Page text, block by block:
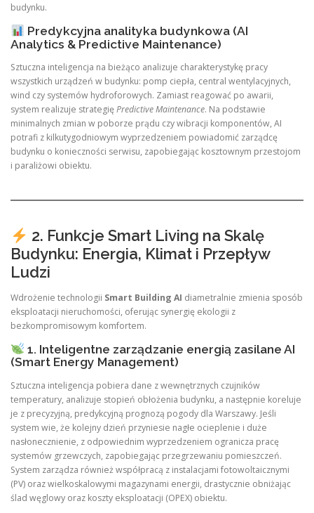
budynku.
Predykcyjna analityka budynkowa (AI
Analytics & Predictive Maintenance)
Sztuczna inteligencja na bieżąco analizuje charakterystykę pracy
wszystkich urządzeń w budynku: pomp ciepła, central wentylacyjnych,
wind czy systemów hydroforowych. Zamiast reagować po awarii,
system realizuje strategięPredictive Maintenance. Na podstawie
minimalnych zmian w poborze prądu czy wibracji komponentów, AI
potrafi z kilkutygodniowym wyprzedzeniem powiadomić zarządcę
budynku o konieczności serwisu, zapobiegając kosztownym przestojom
i paraliżowi obiektu.
2. Funkcje Smart Living na Skalę
Budynku: Energia, Klimat i Przepływ
Ludzi
Wdrożenie technologii Smart Building AI diametralnie zmienia sposób
eksploatacji nieruchomości, oferując synergię ekologii z
bezkompromisowym komfortem.
1. Inteligentne zarządzanie energią zasilane AI
(Smart Energy Management)
Sztuczna inteligencja pobiera dane z wewnętrznych czujników
temperatury, analizuje stopień obłożenia budynku, a następnie koreluje
je z precyzyjną, predykcyjną prognozą pogody dla Warszawy. Jeśli
system wie, że kolejny dzień przyniesie nagłe ocieplenie i duże
nasłonecznienie, z odpowiednim wyprzedzeniem ogranicza pracę
systemów grzewczych, zapobiegając przegrzewaniu pomieszczeń.
System zarządza również współpracą z instalacjami fotowoltaicznymi
(PV) oraz wielkoskalowymi magazynami energii, drastycznie obniżając
ślad węglowy oraz koszty eksploatacji (OPEX) obiektu.